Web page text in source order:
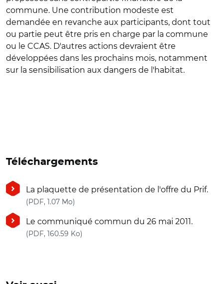
commune. Une contribution modeste est
demandée en revanche aux participants, dont tout
ou partie peut être pris en charge par la commune
ou le CCAS. D'autres actions devraient être
développées dans les prochains mois, notamment
sur la sensibilisation aux dangers de l'habitat.
Téléchargements
La plaquette de présentation de l'offre du Prif.
(PDF, 1.07 Mo)
Le communiqué commun du 26 mai 2011.
(PDF, 160.59 Ko)